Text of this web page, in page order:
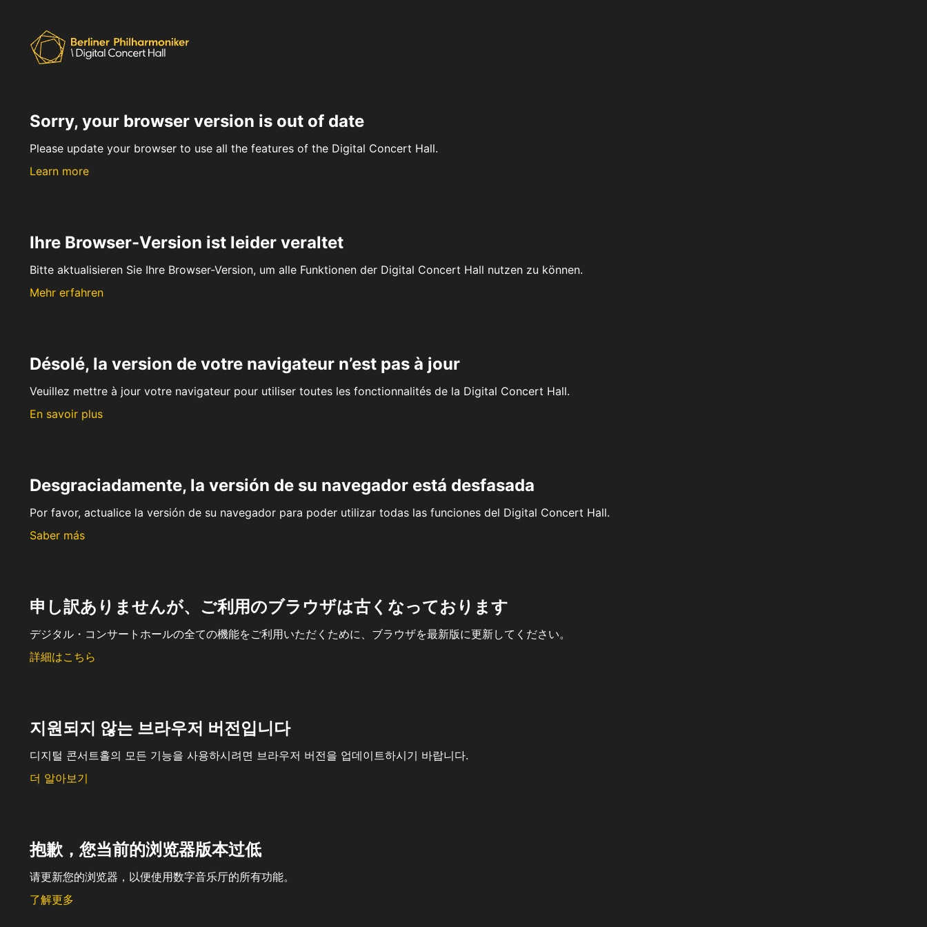
Sorry, your browser version is out of date
Please update your browser to use all the features of the Digital Concert Hall.
Learn more
Ihre Browser-Version ist leider veraltet
Bitte aktualisieren Sie Ihre Browser-Version, um alle Funktionen der Digital Concert Hall nutzen zu können.
Mehr erfahren
Désolé, la version de votre navigateur n’est pas à jour
Veuillez mettre à jour votre navigateur pour utiliser toutes les fonctionnalités de la Digital Concert Hall.
En savoir plus
Desgraciadamente, la versión de su navegador está desfasada
Por favor, actualice la versión de su navegador para poder utilizar todas las funciones del Digital Concert Hall.
Saber más
申し訳ありませんが、ご利用のブラウザは古くなっております
デジタル・コンサートホールの全ての機能をご利用いただくために、ブラウザを最新版に更新してください。
詳細はこちら
지원되지 않는 브라우저 버전입니다
디지털 콘서트홀의 모든 기능을 사용하시려면 브라우저 버전을 업데이트하시기 바랍니다.
더 알아보기
抱歉，您当前的浏览器版本过低
请更新您的浏览器，以便使用数字音乐厅的所有功能。
了解更多